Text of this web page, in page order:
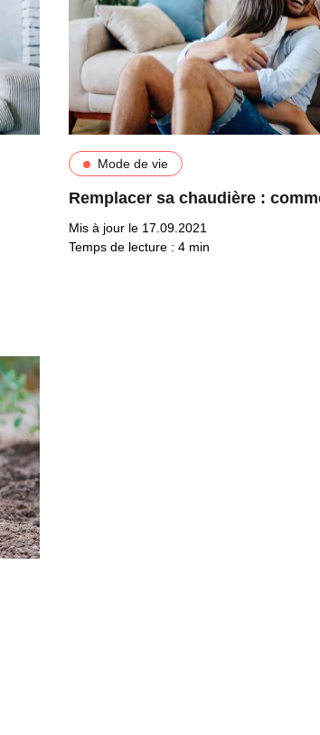
Mode de vie
Remplacer sa chaudière :
Mis à jour le 17.09.2021
Temps de lecture : 4 min